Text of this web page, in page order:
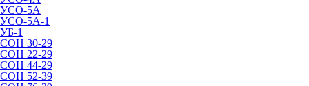
УСО-5А
УСО-5А-1
УБ-1
СОН 30-29
СОН 22-29
СОН 44-29
СОН 52-39